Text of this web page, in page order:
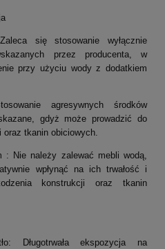
się stosowanie wyłącznie
przez producenta, w
przy użyciu wody z dodatkiem
agresywnych środków
gdyż może prowadzić do
oraz tkanin obiciowych.
: Nie należy zalewać mebli wodą,
wpłynąć na ich trwałość i
konstrukcji oraz tkanin
Długotrwała ekspozycja na